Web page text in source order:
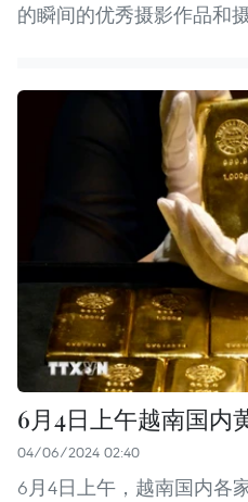
的瞬间的优秀摄影作品和摄
6月4日上午越南国内
04/06/2024 02:40
6月4日上午，越南国内各